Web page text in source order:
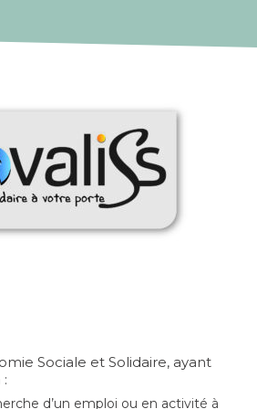
Sociale et Solidaire, ayant
d’un emploi ou en activité à